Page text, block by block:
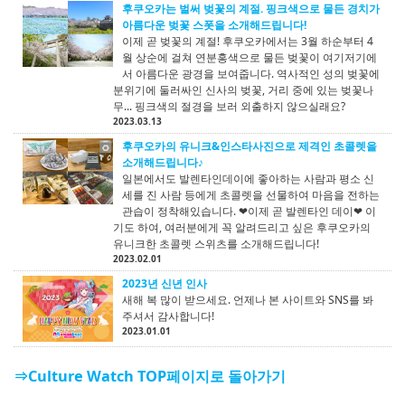
후쿠오카는 벌써 벚꽃의 계절. 핑크색으로 물든 경치가
아름다운 벚꽃 스폿을 소개해드립니다!
이제 곧 벚꽃의 계절! 후쿠오카에서는 3월 하순부터 4
월 상순에 걸쳐 연분홍색으로 물든 벚꽃이 여기저기에
서 아름다운 광경을 보여줍니다. 역사적인 성의 벚꽃에
분위기에 둘러싸인 신사의 벚꽃, 거리 중에 있는 벚꽃나
무... 핑크색의 절경을 보러 외출하지 않으실래요?
2023.03.13
후쿠오카의 유니크&인스타사진으로 제격인 초콜렛을
소개해드립니다♪
일본에서도 발렌타인데이에 좋아하는 사람과 평소 신
세를 진 사람 등에게 초콜렛을 선물하여 마음을 전하는
관습이 정착해있습니다. ❤이제 곧 발렌타인 데이❤ 이
기도 하여, 여러분에게 꼭 알려드리고 싶은 후쿠오카의
유니크한 초콜렛 스위츠를 소개해드립니다!
2023.02.01
2023년 신년 인사
새해 복 많이 받으세요. 언제나 본 사이트와 SNS를 봐
주셔서 감사합니다!
2023.01.01
⇒Culture Watch TOP페이지로 돌아가기